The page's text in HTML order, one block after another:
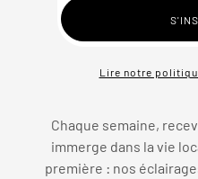
Lire notre
Chaque semaine,
immerge dans la vie
première : nos